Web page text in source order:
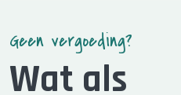
Geen vergoeding?
Wat als